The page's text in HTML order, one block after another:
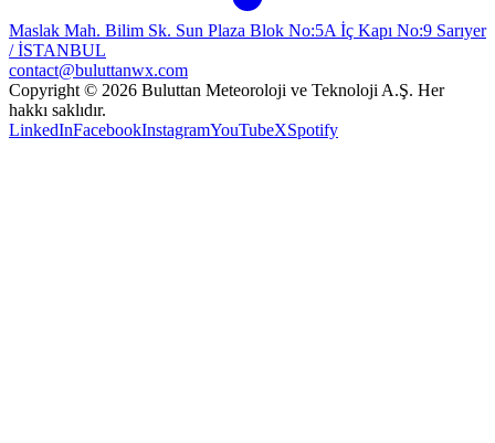
Maslak Mah. Bilim Sk. Sun Plaza Blok No:5A İç Kapı No:9 Sarıyer
/ İSTANBUL
contact@buluttanwx.com
Copyright © 2026 Buluttan Meteoroloji ve Teknoloji A.Ş. Her
hakkı saklıdır.
LinkedInFacebookInstagramYouTubeXSpotify